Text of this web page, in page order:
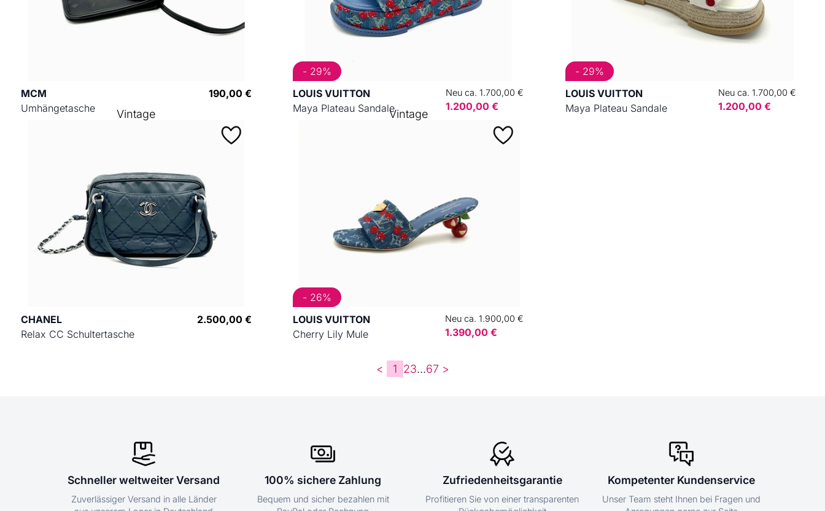
MCM
Umhängetasche
190,00 €
LOUIS VUITTON
Maya Plateau Sandale
Neu ca. 1.700,00 €
1.200,00 €
- 29%
LOUIS VUITTON
Maya Plateau Sandale
Neu ca. 1.700,00 €
1.200,00 €
- 29%
CHANEL
Relax CC Schultertasche
2.500,00 €
Vintage
LOUIS VUITTON
Cherry Lily Mule
Neu ca. 1.900,00 €
1.390,00 €
- 26%
Vintage
< 1 23...67>
Schneller weltweiter Versand
Zuverlässiger Versand in alle Länder
100% sichere Zahlung
Bequem und sicher bezahlen mit
Zufriedenheitsgarantie
Profitieren Sie von einer transparenten
Kompetenter Kundenservice
Unser Team steht Ihnen bei Fragen und